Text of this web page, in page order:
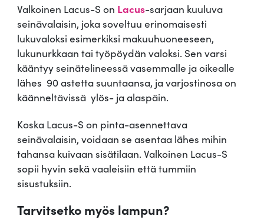
n
L
a
c
u
s
-
S
m
ä
ä
r
ä
Valkoinen Lacus-S on Lacus-sarjaan kuuluva
seinävalaisin, joka soveltuu erinomaisesti
lukuvaloksi esimerkiksi makuuhuoneeseen,
lukunurkkaan tai työpöydän valoksi. Sen varsi
kääntyy seinätelineessä vasemmalle ja oikealle
lähes 90 astetta suuntaansa, ja varjostinosa on
käänneltävissä ylös- ja alaspäin.
Koska Lacus-S on pinta-asennettava
seinävalaisin, voidaan se asentaa lähes mihin
tahansa kuivaan sisätilaan. Valkoinen Lacus-S
sopii hyvin sekä vaaleisiin että tummiin
sisustuksiin.
Tarvitsetko myös lampun?